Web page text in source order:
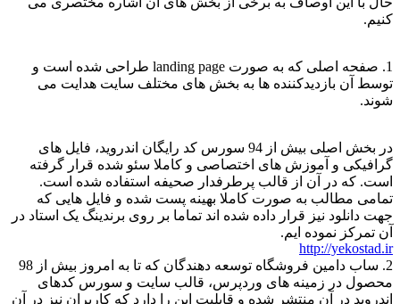
کنیم.
1. صفحه اصلی که به صورت landing page طراحی شده است و
توسط آن بازدیدکننده ها به بخش های مختلف سایت هدایت می
شوند.
در بخش اصلی بیش از 94 سورس کد رایگان اندروید، فایل های
گرافیکی و آموزش های اختصاصی و کاملا سئو شده قرار گرفته
است. که در آن از قالب پرطرفدار صحیفه استفاده شده است.
تمامی مطالب به صورت کاملا بهینه پست شده و فایل هایی که
جهت دانلود نیز قرار داده شده اند تماما بر روی برندینگ یک استاد در
آن تمرکز نموده ایم.
http://yekostad.ir
2. ساب دامین فروشگاه توسعه دهندگان که تا به امروز بیش از 98
محصول در زمینه های وردپرس، قالب سایت و سورس کدهای
اندروید در آن منتشر شده و قابلیت این را دارد که کاربران نیز در آن